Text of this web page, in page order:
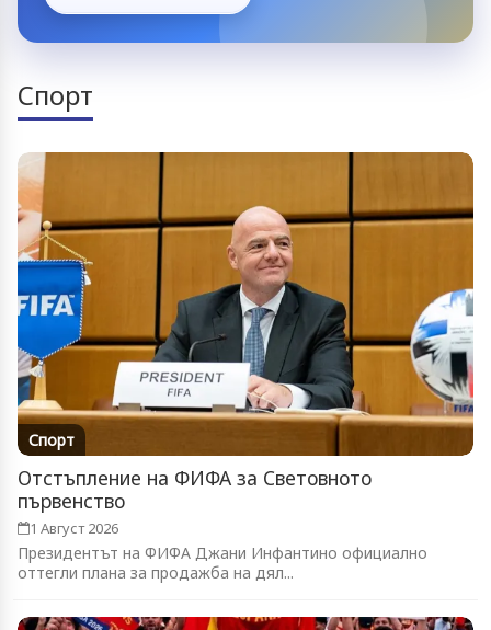
Спорт
Спорт
Отстъпление на ФИФА за Световното
първенство
1 Август 2026
Президентът на ФИФА Джани Инфантино официално
оттегли плана за продажба на дял...